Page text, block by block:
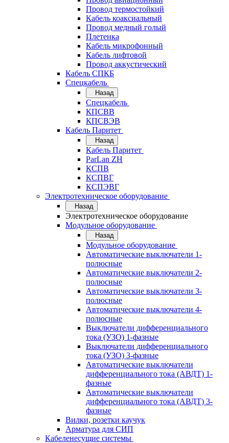
Провод термостойкий
Кабель коаксиальный
Провод медный голый
Плетенка
Кабель микрофонный
Кабель лифтовой
Провод аккустический
Кабель СПКБ
Спецкабель
Назад
Спецкабель
КПСВВ
КПСВЭВ
Кабель Паритет
Назад
Кабель Паритет
ParLan ZH
КСПВ
КСПВГ
КСПЭВГ
Электротехническое оборудование
Назад
Электротехническое оборудование
Модульное оборудование
Назад
Модульное оборудование
Автоматические выключатели 1-
полюсные
Автоматические выключатели 2-
полюсные
Автоматические выключатели 3-
полюсные
Автоматические выключатели 4-
полюсные
Выключатели дифференциального
тока (УЗО) 1-фазные
Выключатели дифференциального
тока (УЗО) 3-фазные
Автоматические выключатели
дифференциального тока (АВДТ) 1-
фазные
Автоматические выключатели
дифференциального тока (АВДТ) 3-
фазные
Вилки, розетки каучук
Арматура для СИП
Кабеленесущие системы